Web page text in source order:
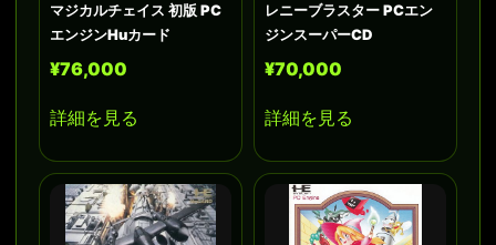
マジカルチェイス 初版 PC
エンジンHuカード
¥76,000
詳細を見る
レニーブラスター PCエン
ジンスーパーCD
¥70,000
詳細を見る